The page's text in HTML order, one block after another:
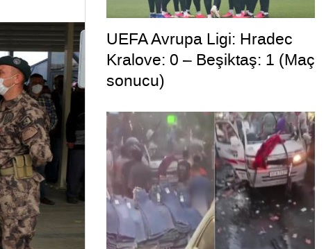
UEFA Avrupa Ligi: Hradec
Kralove: 0 – Beşiktaş: 1 (Maç
sonucu)